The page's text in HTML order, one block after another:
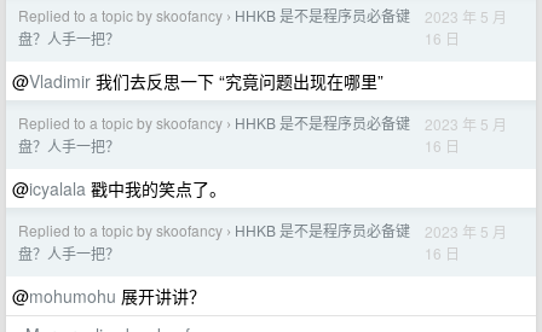
Replied to a topic by skoofancy › HHKB 是不是程序员必备键
盘？人手一把？
2023 年 5 月
16 日
@Vladimir 我们去反思一下 “究竟问题出现在哪里”
Replied to a topic by skoofancy › HHKB 是不是程序员必备键
盘？人手一把？
2023 年 5 月
16 日
@icyalala 戳中我的笑点了。
Replied to a topic by skoofancy › HHKB 是不是程序员必备键
盘？人手一把？
2023 年 5 月
16 日
@mohumohu 展开讲讲？